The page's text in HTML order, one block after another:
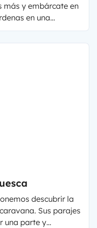
más y embárcate en
en una
de alquiler en
descubrir la
Sus parajes
una parte y